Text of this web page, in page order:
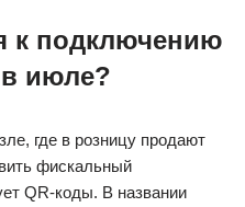
к подключению
июле?
где в розницу продают
фискальный
QR-коды. В названии